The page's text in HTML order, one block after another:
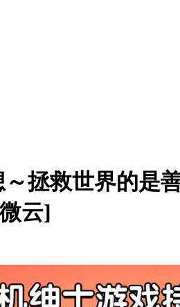
拯救世界的是
云]